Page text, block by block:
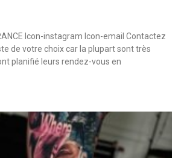
Icon-instagram Icon-email Contactez
de votre choix car la plupart sont très
planifié leurs rendez-vous en